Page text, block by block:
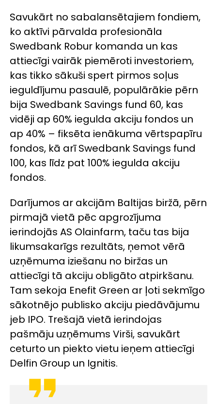
Savukārt no sabalansētajiem fondiem,
ko aktīvi pārvalda profesionāla
Swedbank Robur komanda un kas
attiecīgi vairāk piemēroti investoriem,
kas tikko sākuši spert pirmos soļus
ieguldījumu pasaulē, populārākie pērn
bija Swedbank Savings fund 60, kas
vidēji ap 60% iegulda akciju fondos un
ap 40% – fiksēta ienākuma vērtspapīru
fondos, kā arī Swedbank Savings fund
100, kas līdz pat 100% iegulda akciju
fondos.
Darījumos ar akcijām Baltijas biržā, pērn
pirmajā vietā pēc apgrozījuma
ierindojās AS Olainfarm, taču tas bija
likumsakarīgs rezultāts, ņemot vērā
uzņēmuma iziešanu no biržas un
attiecīgi tā akciju obligāto atpirkšanu.
Tam sekoja Enefit Green ar ļoti sekmīgo
sākotnējo publisko akciju piedāvājumu
jeb IPO. Trešajā vietā ierindojas
pašmāju uzņēmums Virši, savukārt
ceturto un piekto vietu ieņem attiecīgi
Delfin Group un Ignitis.